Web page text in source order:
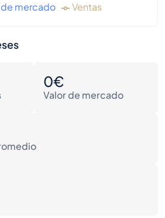
de mercado Ventas
0€
Valor de mercado